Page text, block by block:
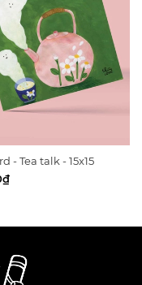
- Tea talk - 15x15